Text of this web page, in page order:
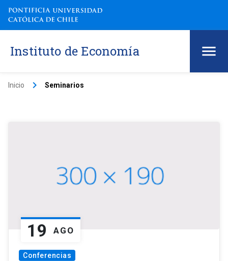
Instituto de Economía
Inicio keyboard_arrow_right Seminarios
19 AGO
Conferencias